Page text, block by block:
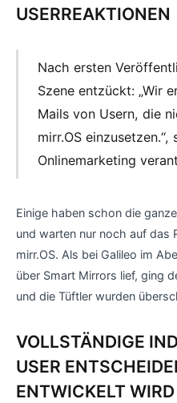
USERREAKTIONEN
Nach ersten
Szene entzückt: „Wir
Mails von Usern, die
mirr.OS
Onlinemarketing
Einige haben schon die
und warten nur noch auf das
mirr.OS. Als bei Galileo im
über Smart Mirrors lief, ging
und die Tüftler wurden
VOLLSTÄNDIGE
USER
ENTWICKELT WIRD